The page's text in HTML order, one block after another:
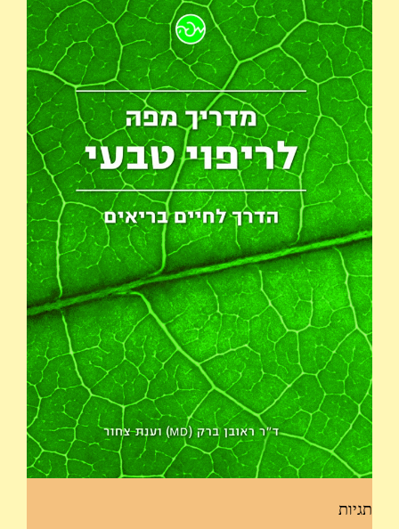
תגיות